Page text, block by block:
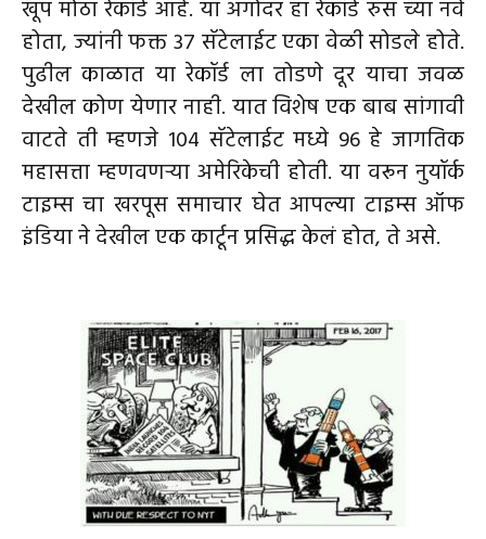
खूप मोठा रेकॉर्ड आहे. या अगोदर हा रेकॉर्ड रुस च्या नवे
होता, ज्यांनी फक्त 37 सॅटेलाईट एका वेळी सोडले होते.
पुढील काळात या रेकॉर्ड ला तोडणे दूर याचा जवळ
देखील कोण येणार नाही. यात विशेष एक बाब सांगावी
वाटते ती म्हणजे 104 सॅटेलाईट मध्ये 96 हे जागतिक
महासत्ता म्हणवणऱ्या अमेरिकेची होती. या वरून नुयॉर्क
टाइम्स चा खरपूस समाचार घेत आपल्या टाइम्स ऑफ
इंडिया ने देखील एक कार्टून प्रसिद्ध केलं होत, ते असे.